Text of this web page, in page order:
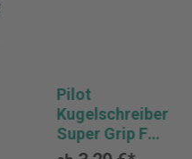
Pilot
Kugelschreiber
Super Grip F
Druckmechanik